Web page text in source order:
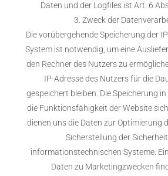
Daten und der Logfiles ist Art. 6
3. Zweck der
Die vorübergehende Speicherung der
System ist notwendig, um eine
den Rechner des Nutzers zu
IP-Adresse des Nutzers für die
gespeichert bleiben. Die Speicherung
die Funktionsfähigkeit der Website
dienen uns die Daten zur Optimierung
Sicherstellung der
informationstechnischen Systeme.
Daten zu Marketingzwecken